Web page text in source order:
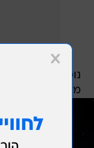
נוסף על כך,
מודרכות ברחבי